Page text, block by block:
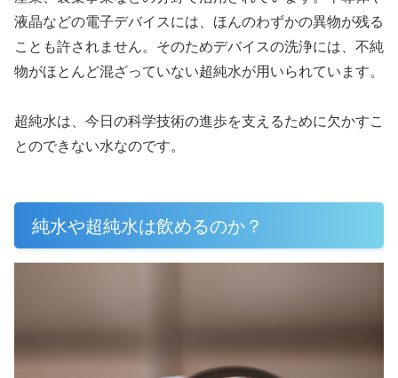
液晶などの電子デバイスには、ほんのわずかの異物が残る
ことも許されません。そのためデバイスの洗浄には、不純
物がほとんど混ざっていない超純水が用いられています。
超純水は、今日の科学技術の進歩を支えるために欠かすこ
とのできない水なのです。
純水や超純水は飲めるのか？